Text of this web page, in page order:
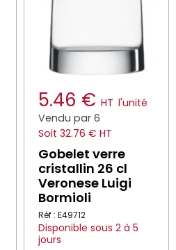
5.46 € HT l'unité
Vendu par 6
Soit 32.76 € HT
Gobelet verre
cristallin 26 cl
Veronese Luigi
Bormioli
Réf : E49712
Disponible sous 2 à 5
jours